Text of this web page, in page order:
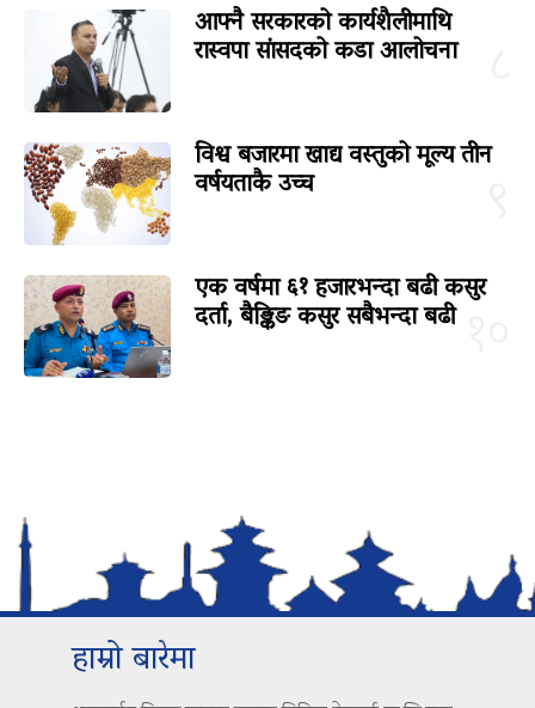
आफ्नै सरकारको कार्यशैलीमाथि
रास्वपा सांसदको कडा आलोचना
विश्व बजारमा खाद्य वस्तुको मूल्य तीन
वर्षयताकै उच्च
एक वर्षमा ६१ हजारभन्दा बढी कसुर
दर्ता, बैङ्किङ कसुर सबैभन्दा बढी
हाम्रो बारेमा